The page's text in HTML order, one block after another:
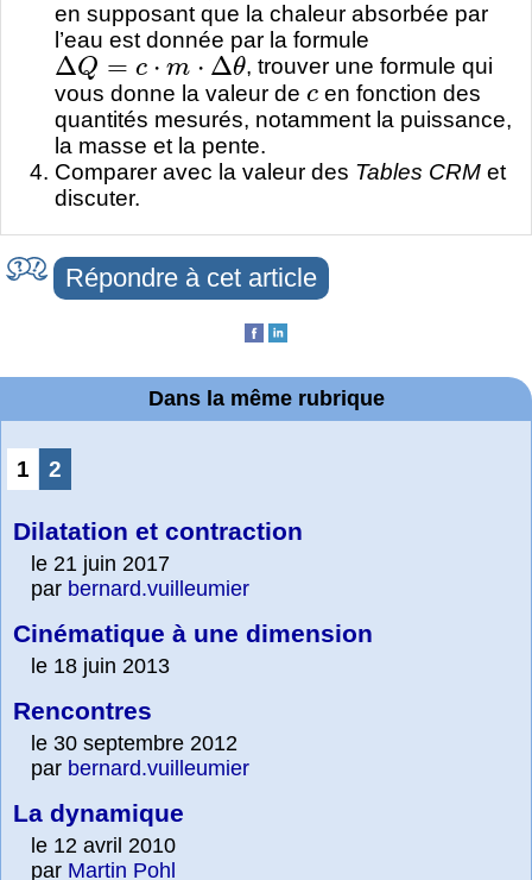
en supposant que la chaleur absorbée par
l’eau est donnée par la formule
ΔQ= c⋅m⋅Δθ
, trouver une formule qui
vous donne la valeur de
c
en fonction des
quantités mesurés, notamment la puissance,
la masse et la pente.
Comparer avec la valeur des Tables CRM et
discuter.
Répondre à cet article
Dans la même rubrique
1 2
Dilatation et contraction
le 21 juin 2017
par bernard.vuilleumier
Cinématique à une dimension
le 18 juin 2013
Rencontres
le 30 septembre 2012
par bernard.vuilleumier
La dynamique
le 12 avril 2010
par Martin Pohl